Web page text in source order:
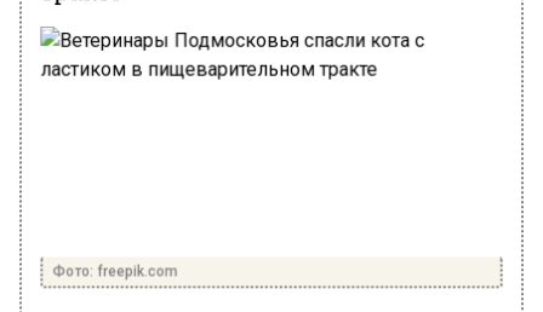
Фото: freepik.com